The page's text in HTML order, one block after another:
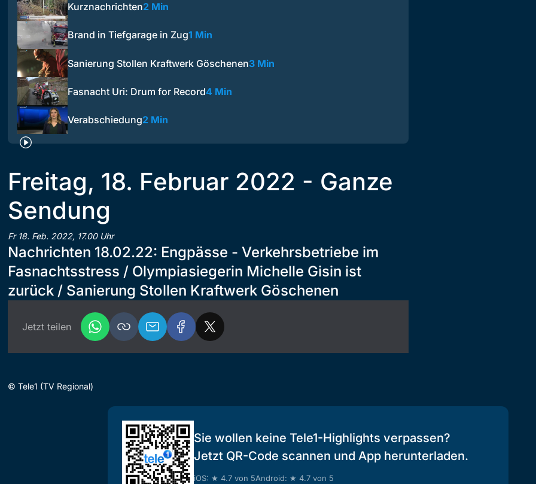
Kurznachrichten2 Min
Brand in Tiefgarage in Zug1 Min
Sanierung Stollen Kraftwerk Göschenen3 Min
Fasnacht Uri: Drum for Record4 Min
Verabschiedung2 Min
Freitag, 18. Februar 2022 - Ganze
Sendung
Fr 18. Feb. 2022, 17.00 Uhr
Nachrichten 18.02.22: Engpässe - Verkehrsbetriebe im
Fasnachtsstress / Olympiasiegerin Michelle Gisin ist
zurück / Sanierung Stollen Kraftwerk Göschenen
Jetzt teilen
© Tele1 (TV Regional)
Sie wollen keine Tele1-Highlights verpassen?
Jetzt QR-Code scannen und App herunterladen.
iOS: ★ 4.7 von 5Android: ★ 4.7 von 5